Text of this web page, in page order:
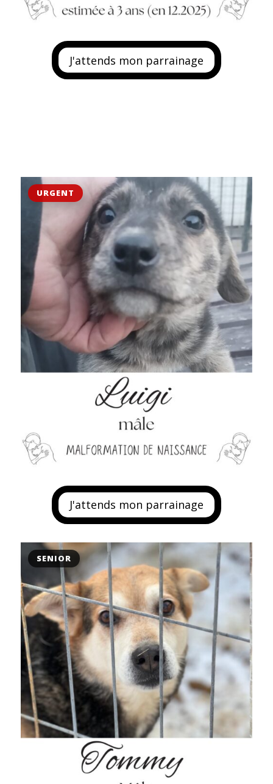
J'attends mon parrainage
J'attends mon parrainage